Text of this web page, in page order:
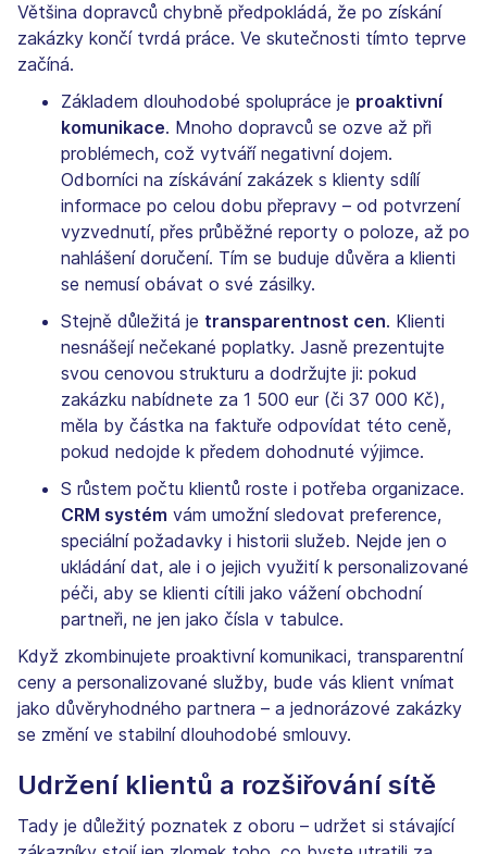
Většina dopravců chybně předpokládá, že po získání
zakázky končí tvrdá práce. Ve skutečnosti tímto teprve
začíná.
Základem dlouhodobé spolupráce je proaktivní
komunikace. Mnoho dopravců se ozve až při
problémech, což vytváří negativní dojem.
Odborníci na získávání zakázek s klienty sdílí
informace po celou dobu přepravy – od potvrzení
vyzvednutí, přes průběžné reporty o poloze, až po
nahlášení doručení. Tím se buduje důvěra a klienti
se nemusí obávat o své zásilky.
Stejně důležitá je transparentnost cen. Klienti
nesnášejí nečekané poplatky. Jasně prezentujte
svou cenovou strukturu a dodržujte ji: pokud
zakázku nabídnete za 1 500 eur (či 37 000 Kč),
měla by částka na faktuře odpovídat této ceně,
pokud nedojde k předem dohodnuté výjimce.
S růstem počtu klientů roste i potřeba organizace.
CRM systém vám umožní sledovat preference,
speciální požadavky i historii služeb. Nejde jen o
ukládání dat, ale i o jejich využití k personalizované
péči, aby se klienti cítili jako vážení obchodní
partneři, ne jen jako čísla v tabulce.
Když zkombinujete proaktivní komunikaci, transparentní
ceny a personalizované služby, bude vás klient vnímat
jako důvěryhodného partnera – a jednorázové zakázky
se změní ve stabilní dlouhodobé smlouvy.
Udržení klientů a rozšiřování sítě
Tady je důležitý poznatek z oboru – udržet si stávající